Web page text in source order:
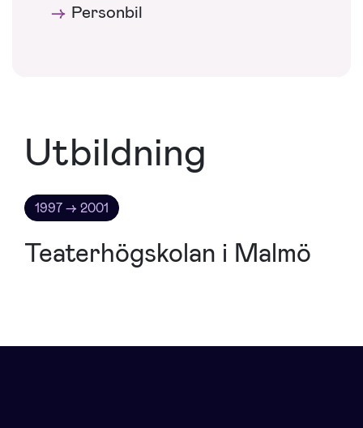
Personbil
Utbildning
1997 → 2001
Teaterhögskolan i Malmö